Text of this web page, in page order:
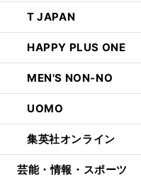
T JAPAN
HAPPY PLUS ONE
MEN'S NON-NO
UOMO
集英社オンライン
芸能・情報・スポーツ